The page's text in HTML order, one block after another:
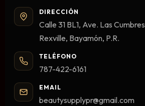
Esmaltes y Gel Remover
Top, Base, Builder y Polygel
Lámparas de Secado
Nail Tips, Gel Tips y Pegas
Primer y Antifungal
Mesas y Maletas
DIRECCIÓN
Calle 31 BL1, Ave. Las Cumbres
Rexville, Bayamón, P.R.
TELÉFONO
787-422-6161
EMAIL
beautysupplypr@gmail.com